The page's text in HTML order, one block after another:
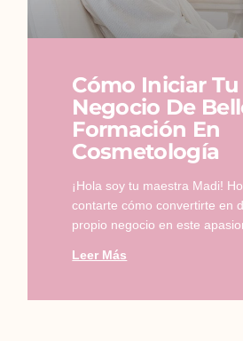
Cómo Iniciar
Negocio De
Formación En
Cosmetología
¡Hola soy tu maestra Madi!
contarte cómo convertirte en
propio negocio en este
Leer Más